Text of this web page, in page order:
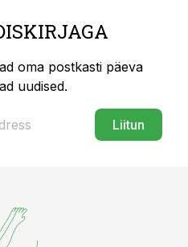
oma postkasti päeva
uudised.
Liitun